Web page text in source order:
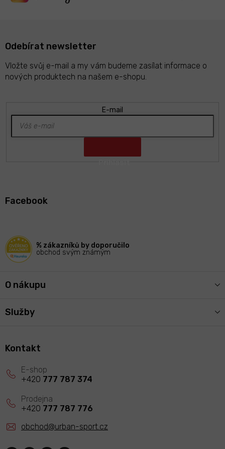
Odebírat newsletter
Vložte svůj e-mail a my vám budeme zasílat informace o
nových produktech na našem e-shopu.
E-mail
Facebook
% zákazníků by doporučilo
obchod svým známým
O nákupu
Služby
Kontakt
obchod@urban-sport.cz
+420 777 787 374
+420 777 787 776